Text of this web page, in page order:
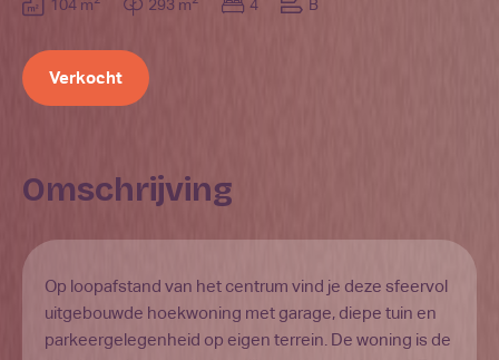
104 m 293 m 4 B
Verkocht
Omschrijving
Op loopafstand van het centrum vind je deze sfeervol
uitgebouwde hoekwoning met garage, diepe tuin en
parkeergelegenheid op eigen terrein. De woning is de